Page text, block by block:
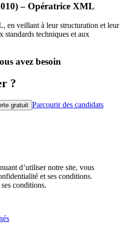
– Opératrice XML
, en veillant à leur structuration et leur
standards techniques et aux
avez besoin
?
gratuit Parcourir des candidats
d’utiliser notre site, vous
et ses conditions.
ses conditions.